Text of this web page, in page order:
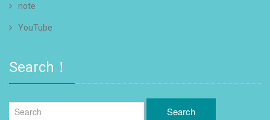
note
YouTube
Search！